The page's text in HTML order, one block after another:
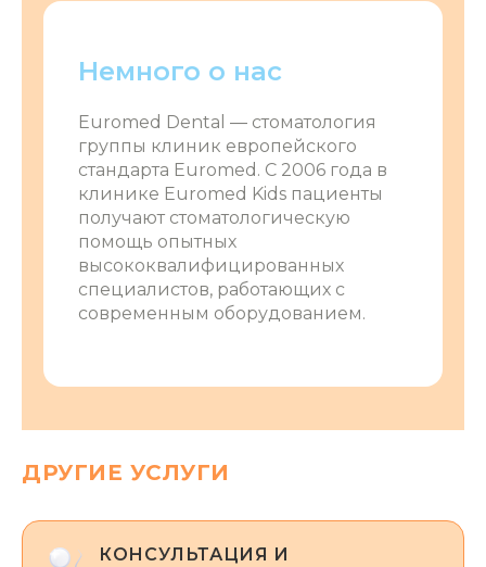
Немного о нас
Euromed Dental ― стоматология
группы клиник европейского
стандарта Euromed. С 2006 года в
клинике Euromed Kids пациенты
получают стоматологическую
помощь опытных
высококвалифицированных
специалистов, работающих с
современным оборудованием.
ДРУГИЕ УСЛУГИ
КОНСУЛЬТАЦИЯ И